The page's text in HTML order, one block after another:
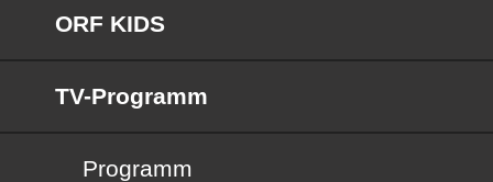
ORF KIDS
TV-Programm
Programm